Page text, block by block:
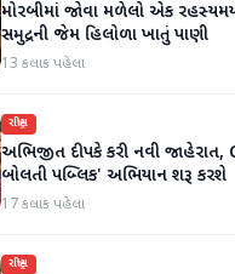
મોરબીમાં જોવા મળેલો એક
સમુદ્રની જેમ હિલોળા ખાતું પાણી
13 કલાક પહેલા
રાષ્ટ્રીય
અભિજીત દીપકે કરી નવી જાહેરાત,
બોલતી પબ્લિક' અભિયાન શરૂ કરશે
17 કલાક પહેલા
રાષ્ટ્રીય